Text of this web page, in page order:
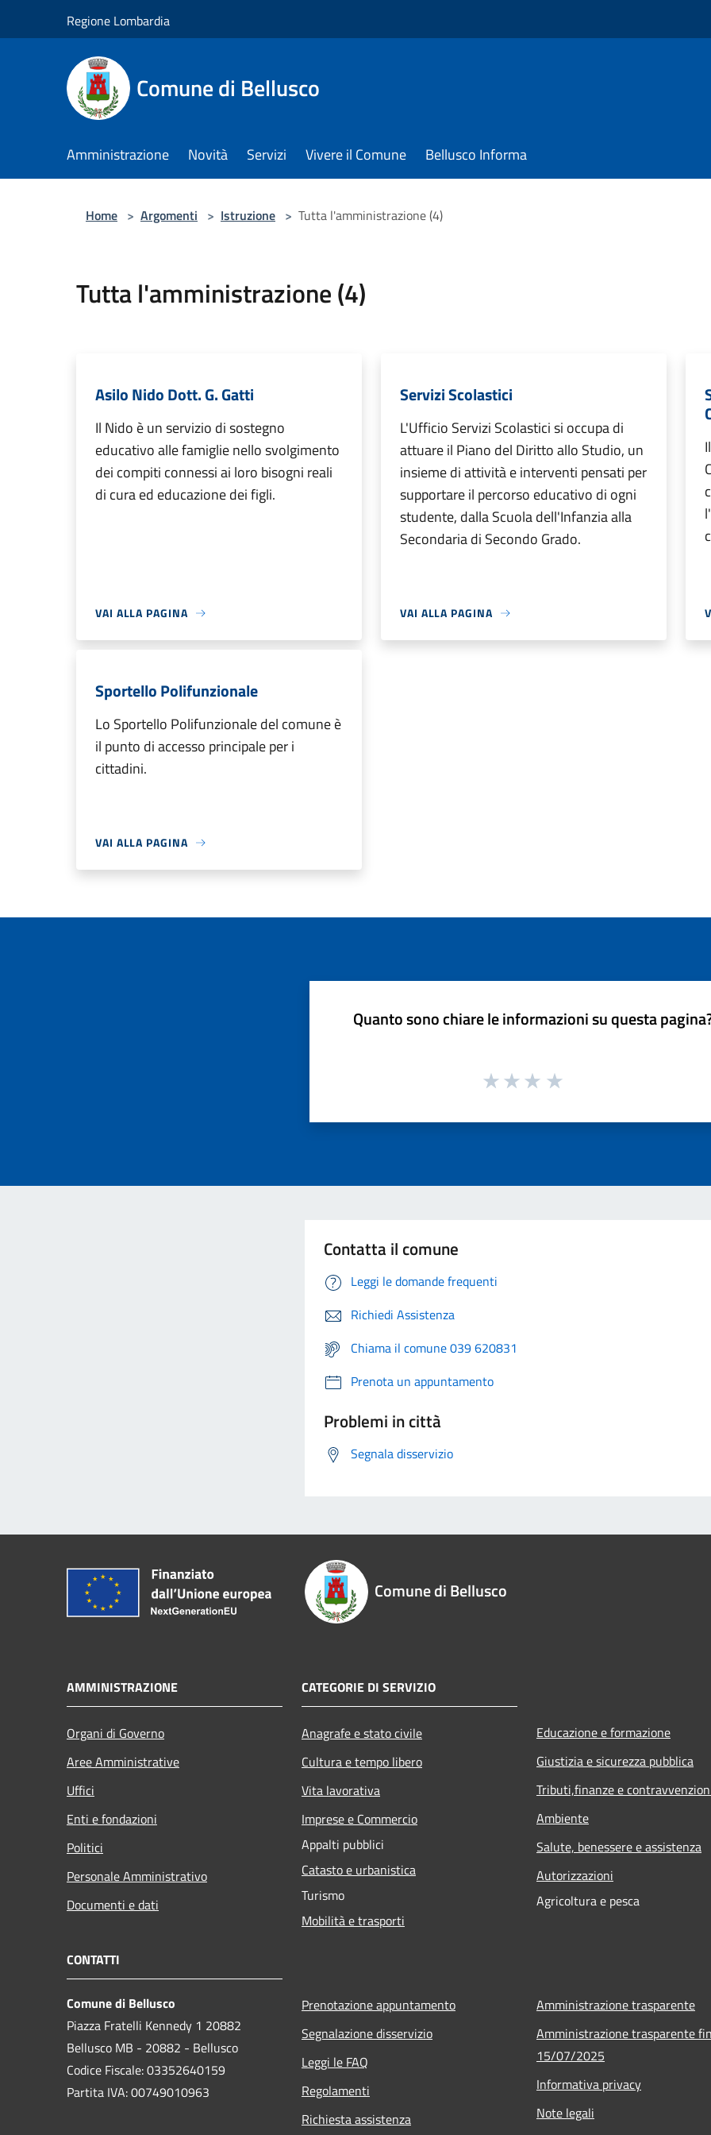
Regione Lombardia
Comune di Bellusco
Amministrazione Novità Servizi Vivere il Comune Bellusco Informa
Home > Argomenti > Istruzione > Tutta l'amministrazione (4)
Tutta l'amministrazione (4)
Asilo Nido Dott. G. Gatti
Il Nido è un servizio di sostegno
educativo alle famiglie nello svolgimento
dei compiti connessi ai loro bisogni reali
di cura ed educazione dei figli.
VAI ALLA PAGINA
Servizi Scolastici
L'Ufficio Servizi Scolastici si occupa di
attuare il Piano del Diritto allo Studio, un
insieme di attività e interventi pensati per
supportare il percorso educativo di ogni
studente, dalla Scuola dell'Infanzia alla
Secondaria di Secondo Grado.
VAI ALLA PAGINA
Sportello Polifunzionale
Lo Sportello Polifunzionale del comune è
il punto di accesso principale per i
cittadini.
VAI ALLA PAGINA
Quanto sono chiare le informazioni su questa
Contatta il comune
Leggi le domande frequenti
Richiedi Assistenza
Chiama il comune 039 620831
Prenota un appuntamento
Problemi in città
Segnala disservizio
Comune di Bellusco
AMMINISTRAZIONE
Organi di Governo
Aree Amministrative
Uffici
Enti e fondazioni
Politici
Personale Amministrativo
Documenti e dati
CATEGORIE DI SERVIZIO
Anagrafe e stato civile
Cultura e tempo libero
Vita lavorativa
Imprese e Commercio
Appalti pubblici
Catasto e urbanistica
Turismo
Mobilità e trasporti
Educazione e formazione
Giustizia e sicurezza pubblica
Tributi,finanze e
Ambiente
Salute, benessere e assistenza
Autorizzazioni
Agricoltura e pesca
CONTATTI
Comune di Bellusco
Piazza Fratelli Kennedy 1 20882
Bellusco MB - 20882 - Bellusco
Codice Fiscale: 03352640159
Partita IVA: 00749010963
Prenotazione appuntamento
Segnalazione disservizio
Leggi le FAQ
Regolamenti
Richiesta assistenza
Amministrazione trasparente
Amministrazione trasparente
15/07/2025
Informativa privacy
Note legali